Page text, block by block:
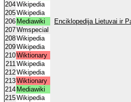
204Wikipedia
205Wikipedia
206 Mediawiki Enciklopedija Lietuvai ir
207Wmspecial
208Wikipedia
209Wikipedia
210Wiktionary
211Wikipedia
212Wikipedia
213Wiktionary
214 Mediawiki
215Wikipedia